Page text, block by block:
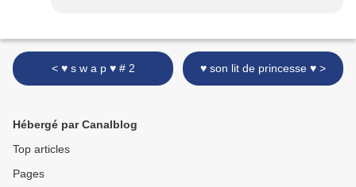
< ♥ s w a p ♥ # 2 ♥ son lit de princesse ♥ >
Hébergé par Canalblog
Top articles
Pages